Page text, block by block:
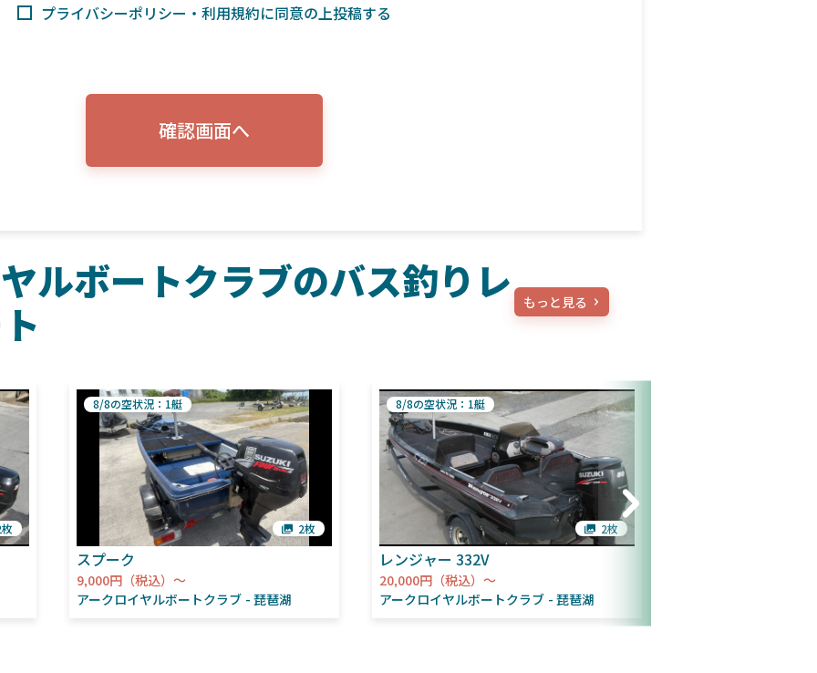
プライバシーポリシー・利用規約に同意の上投稿する
確認画面へ
ルボートクラブのバス釣りレ
もっと見る
スプーク
9,000円（税込）～
アークロイヤルボートクラブ
琵琶湖
8/8の空状況：1艇
2枚
レンジャー 332V
20,000円（税込）～
アークロイヤルボートクラブ
琵琶湖
8/8の空状況：1艇
2枚